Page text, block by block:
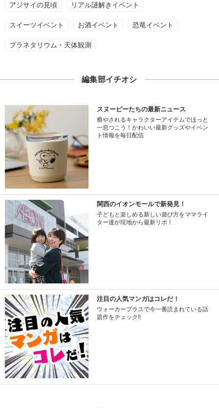
アジサイの見頃 リアル謎解きイベント
スイーツイベント お酒イベント 恐竜イベント
プラネタリウム・天体観測
編集部イチオシ
スヌーピーたちの最新ニュース
癒やされるキャラクターアイテムでほっと
一息つこう！かわいい最新グッズやイベン
ト情報を毎日配信
関西のイオンモールで新発見！
子どもと楽しめる新しい遊び方をママライ
ター達が現地から最新リポ！
注目の人気マンガはコレだ！
ウォーカープラスで今一番読まれている話
題作をチェック!!